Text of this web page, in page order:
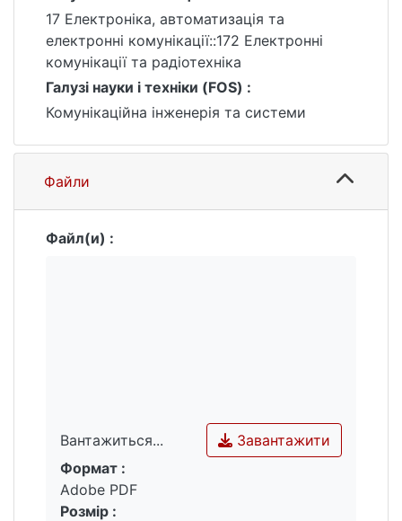
17 Електроніка, автоматизація та
електронні комунікації::172 Електронні
комунікації та радіотехніка
Галузі науки і техніки (FOS) :
Комунікаційна інженерія та системи
Файли
Файл(и) :
Вантажиться...
Вантажиться...
Завантажити
Формат :
Adobe PDF
Розмір :